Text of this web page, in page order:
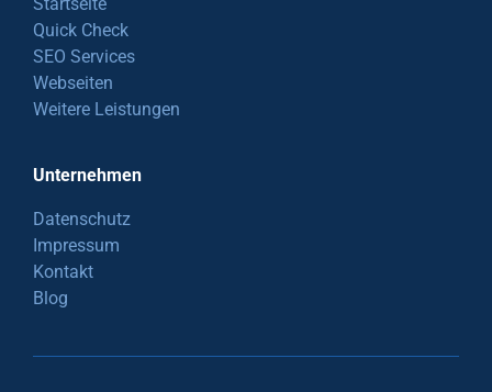
Quick Check
SEO Services
Webseiten
Weitere Leistungen
Unternehmen
Datenschutz
Impressum
Kontakt
Blog